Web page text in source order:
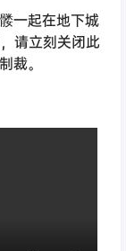
一起在地下城
请立刻关闭此
裁。